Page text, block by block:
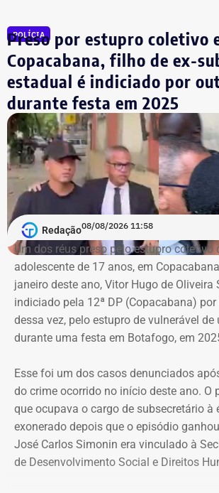
POLÍCIA
Preso por estupro coletivo
Copacabana, filho de ex-
estadual é indiciado por
durante festa em 2025
Redação08/08/2026 11:58
Um dos réus preso pelo estupro coletivo
adolescente de 17 anos, em
janeiro deste ano, Vitor Hugo de Oliveira
indiciado pela 12ª DP (Copacabana)
dessa vez, pelo estupro de vulnerável de
durante uma festa em Botafogo, em
Esse foi um dos casos denunciados
do crime ocorrido no início deste ano. O
que ocupava o cargo de subsecretário à
exonerado depois que o episódio
José Carlos Simonin era vinculado à
de Desenvolvimento Social e Direitos